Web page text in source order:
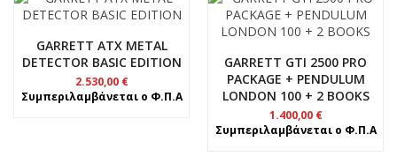
GARRETT ATX METAL
DETECTOR BASIC EDITION
2.530,00 €
Συμπεριλαμβάνεται ο Φ.Π.Α
GARRETT GTI 2500 PRO
PACKAGE + PENDULUM
LONDON 100 + 2 BOOKS
1.400,00 €
Συμπεριλαμβάνεται ο Φ.Π.Α